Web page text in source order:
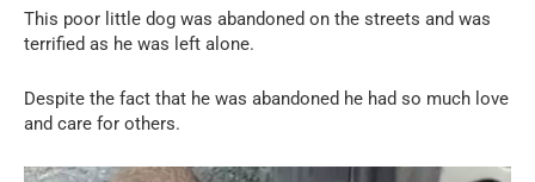
This poor little dog was abandoned on the streets and was
terrified as he was left alone.
Despite the fact that he was abandoned he had so much love
and care for others.